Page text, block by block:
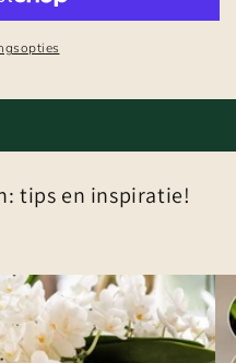
tips en inspiratie!